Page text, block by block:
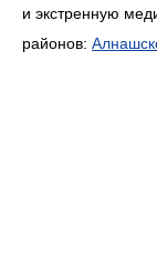
и экстренную
районов: